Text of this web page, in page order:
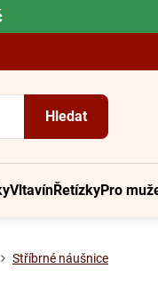
Hledat
VltavínŘetízkyPro
Stříbrné náušnice